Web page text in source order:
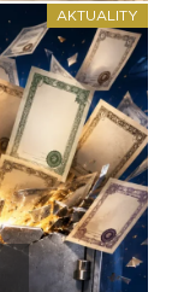
AKTUALITY